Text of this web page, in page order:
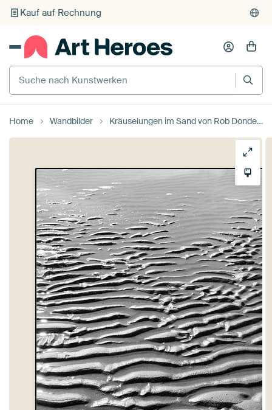
Kauf auf Rechnung
Individueller Druck auf Bestellung
Suche nach Kunstwerken
Home Wandbilder Kräuselungen im Sand von Rob Donders Beeldende kunst